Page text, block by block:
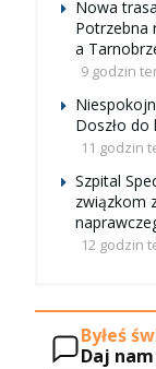
Nowa
Potrzebna
a
9 godzin
Doszło
11 godzin
Szpital
związkom
12 godzin
Byłeś
Daj